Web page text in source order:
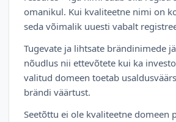
omanikul. Kui kvaliteetne nimi on
seda võimalik uuesti vabalt
Tugevate ja lihtsate brändinimede
nõudlus nii ettevõtete kui ka
valitud domeen toetab
brändi väärtust.
Seetõttu ei ole kvaliteetne domeen